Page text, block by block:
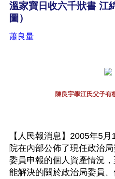
溫家寶日收六千狀書 江
圖）
蕭良量
陳良宇學江氏父子有
【人民報消息】2005年5
院在內部公佈了現任政治
委員申報的個人資產情況
能解決的關於政治局委員